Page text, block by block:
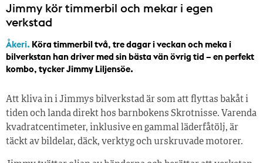
Jimmy kör timmerbil och mekar i egen
verkstad
Åkeri. Köra timmerbil två, tre dagar i veckan och meka i
bilverkstan han driver med sin bästa vän övrig tid – en perfekt
kombo, tycker Jimmy Liljensöe.
Att kliva in i Jimmys bilverkstad är som att flyttas bakåt i
tiden och landa direkt hos barnbokens Skrotnisse. Varenda
kvadratcentimeter, inklusive en gammal läderfåtölj, är
täckt av bildelar, däck, verktyg och urskruvade motorer.